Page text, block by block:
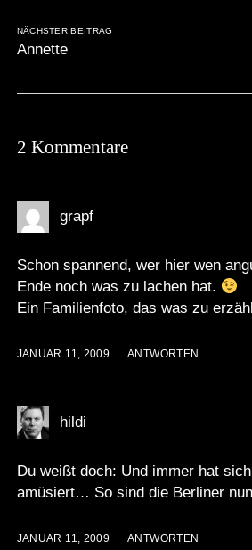
NÄCHSTER BEITRAG
Annette
2 Kommentare
grapf
Schon spannend, wer hier wen
Ende noch was zu lachen hat.
Ein Familienfoto, das was zu
JANUAR 11, 2009 ANTWORTEN
hildi
Du weißt doch: Und immer hat
amüsiert… So sind die Berliner
JANUAR 11, 2009 ANTWORTEN